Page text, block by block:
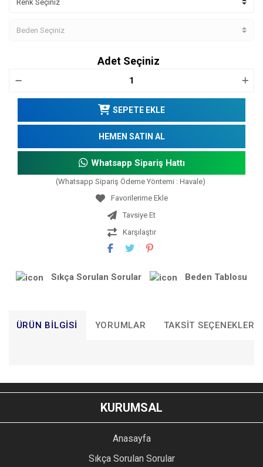
Adet Seçiniz
SEPETE EKLE
HEMEN SATIN AL
Whatsapp Sipariş Hattı
(Whatsapp Sipariş Ödeme Yöntemi : Havale)
Tavsiye Et
Karşılaştır
Sıkça Sorulan Sorular Beden Tablosu
ÜRÜN BILGISI YORUMLAR TAKSIT SEÇENEKLERI
YORUM YAZ
Bu ürünün fiyat bilgisi, resim, ürün açıklamalarında ve diğer
konularda yetersiz gördüğünüz noktaları öneri formunu
kullanarak tarafımıza iletebilirsiniz.
Ürün resmi kalitesiz, bozuk veya görüntülenemiyor.
Ürün açıklamasında eksik bilgiler bulunuyor.
KURUMSAL
Anasayfa
Sıkça Sorulan Sorular